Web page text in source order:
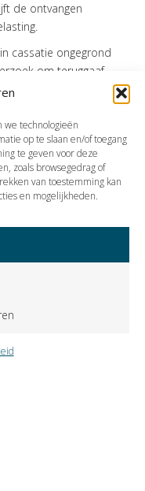
technologieën
op te slaan en/of toegang
te geven voor deze
zoals browsegedrag of
van toestemming kan
en mogelijkheden.
de ontvangen
cassatie ongegrond
om teruggaaf